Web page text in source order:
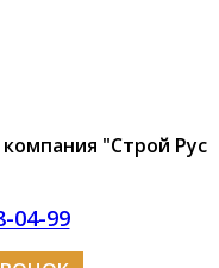
"Строй Рус
04-99